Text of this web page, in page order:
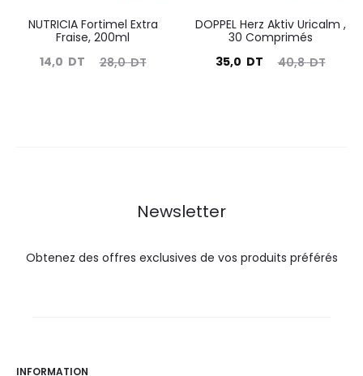
NUTRICIA Fortimel Extra
Fraise, 200ml
28,0DT
Le
14,0 DT
Le
DOPPEL Herz Aktiv Uricalm ,
30 Comprimés
40,8DT
Le
35,0 DT
Newsletter
Obtenez des offres exclusives de vos produits préférés
INFORMATION